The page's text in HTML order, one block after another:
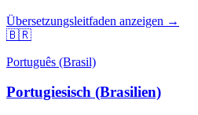
Übersetzungsleitfaden anzeigen →
🇧🇷
Português (Brasil)
Portugiesisch (Brasilien)